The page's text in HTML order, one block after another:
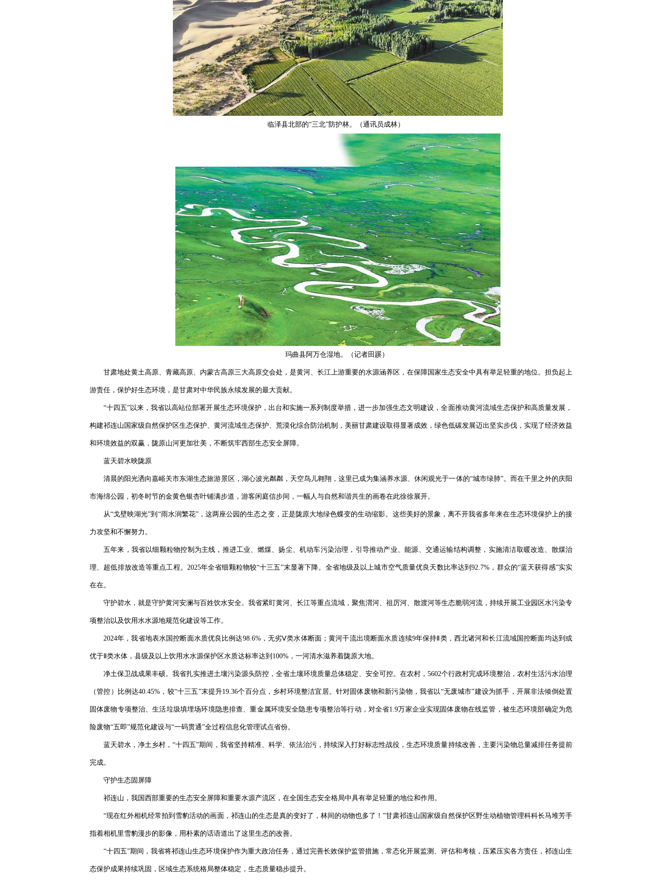
临泽县北部的“三北”防护林。（通讯员成林）
玛曲县阿万仓湿地。（记者田蹊）
甘肃地处黄土高原、青藏高原、内蒙古高原三大高原交会处，是黄河、长江上游重要的水源涵养区，在保障国家生态安全中具有举足轻重的地位。担负起上
游责任，保护好生态环境，是甘肃对中华民族永续发展的最大贡献。
“十四五”以来，我省以高站位部署开展生态环境保护，出台和实施一系列制度举措，进一步加强生态文明建设，全面推动黄河流域生态保护和高质量发展，
构建祁连山国家级自然保护区生态保护、黄河流域生态保护、荒漠化综合防治机制，美丽甘肃建设取得显著成效，绿色低碳发展迈出坚实步伐，实现了经济效益
和环境效益的双赢，陇原山河更加壮美，不断筑牢西部生态安全屏障。
蓝天碧水映陇原
清晨的阳光洒向嘉峪关市东湖生态旅游景区，湖心波光粼粼，天空鸟儿翱翔，这里已成为集涵养水源、休闲观光于一体的“城市绿肺”。而在千里之外的庆阳
市海绵公园，初冬时节的金黄色银杏叶铺满步道，游客闲庭信步间，一幅人与自然和谐共生的画卷在此徐徐展开。
从“戈壁映湖光”到“雨水润繁花”，这两座公园的生态之变，正是陇原大地绿色蝶变的生动缩影。这些美好的景象，离不开我省多年来在生态环境保护上的接
力攻坚和不懈努力。
五年来，我省以细颗粒物控制为主线，推进工业、燃煤、扬尘、机动车污染治理，引导推动产业、能源、交通运输结构调整，实施清洁取暖改造、散煤治
理、超低排放改造等重点工程。2025年全省细颗粒物较“十三五”末显著下降。全省地级及以上城市空气质量优良天数比率达到92.7%，群众的“蓝天获得感”实实
在在。
守护碧水，就是守护黄河安澜与百姓饮水安全。我省紧盯黄河、长江等重点流域，聚焦渭河、祖厉河、散渡河等生态脆弱河流，持续开展工业园区水污染专
项整治以及饮用水水源地规范化建设等工作。
2024年，我省地表水国控断面水质优良比例达98.6%，无劣Ⅴ类水体断面；黄河干流出境断面水质连续9年保持Ⅱ类，西北诸河和长江流域国控断面均达到或
优于Ⅱ类水体，县级及以上饮用水水源保护区水质达标率达到100%，一河清水滋养着陇原大地。
净土保卫战成果丰硕。我省扎实推进土壤污染源头防控，全省土壤环境质量总体稳定、安全可控。在农村，5602个行政村完成环境整治，农村生活污水治理
（管控）比例达40.45%，较“十三五”末提升19.36个百分点，乡村环境整洁宜居。针对固体废物和新污染物，我省以“无废城市”建设为抓手，开展非法倾倒处置
固体废物专项整治、生活垃圾填埋场环境隐患排查、重金属环境安全隐患专项整治等行动，对全省1.9万家企业实现固体废物在线监管，被生态环境部确定为危
险废物“五即”规范化建设与“一码贯通”全过程信息化管理试点省份。
蓝天碧水，净土乡村，“十四五”期间，我省坚持精准、科学、依法治污，持续深入打好标志性战役，生态环境质量持续改善，主要污染物总量减排任务提前
完成。
守护生态固屏障
祁连山，我国西部重要的生态安全屏障和重要水源产流区，在全国生态安全格局中具有举足轻重的地位和作用。
“现在红外相机经常拍到雪豹活动的画面，祁连山的生态是真的变好了，林间的动物也多了！”甘肃祁连山国家级自然保护区野生动植物管理科科长马堆芳手
指着相机里雪豹漫步的影像，用朴素的话语道出了这里生态的改善。
“十四五”期间，我省将祁连山生态环境保护作为重大政治任务，通过完善长效保护监管措施，常态化开展监测、评估和考核，压紧压实各方责任，祁连山生
态保护成果持续巩固，区域生态系统格局整体稳定，生态质量稳步提升。